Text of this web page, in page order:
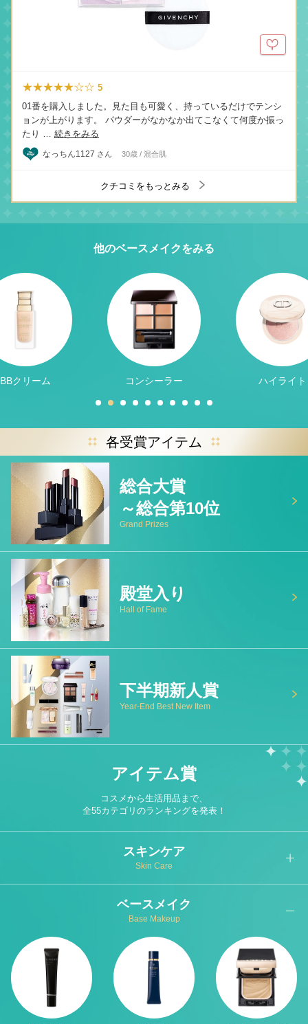
★★★★★☆☆ 5
01番を購入しました。見た目も可愛く、持っているだけでテンシ
ョンが上がります。 パウダーがなかなか出てこなくて何度か振っ
たり … 続きをみる
なっちん1127 さん 30歳 / 混合肌
クチコミをもっとみる
他のベースメイクをみる
BBクリーム コンシーラー ハイライト
各受賞アイテム
総合大賞
～総合第10位
Grand Prizes
殿堂入り
Hall of Fame
下半期新人賞
Year-End Best New Item
アイテム賞
コスメから生活用品まで、
全55カテゴリのランキングを発表！
スキンケア
Skin Care
ベースメイク
Base Makeup